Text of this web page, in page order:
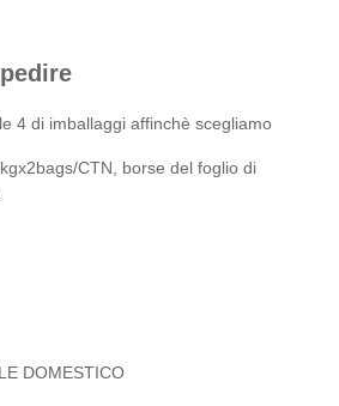
metrica
4 di imballaggi affinchè scegliamo
CTN, borse del foglio di
DOMESTICO